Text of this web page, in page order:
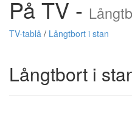
På TV -
TV-tablå / Långtbort i stan
Långtbort i